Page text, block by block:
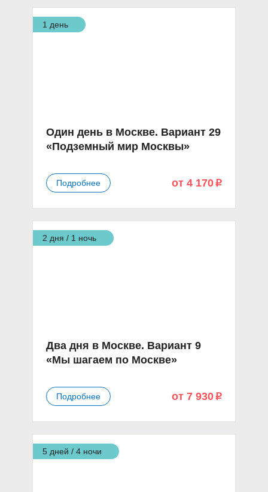
1 день
Один день в Москве. Вариант 29
«Подземный мир Москвы»
Подробнее от 4 170 p
2 дня / 1 ночь
Два дня в Москве. Вариант 9
«Мы шагаем по Москве»
Подробнее от 7 930 p
5 дней / 4 ночи